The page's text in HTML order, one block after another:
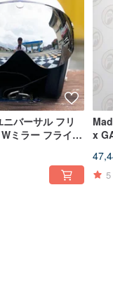
バーサル フリ
ミラー フライト
x
（
5